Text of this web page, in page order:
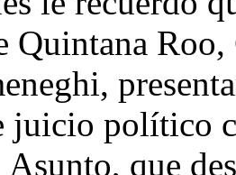
Quintana
juicio político
que